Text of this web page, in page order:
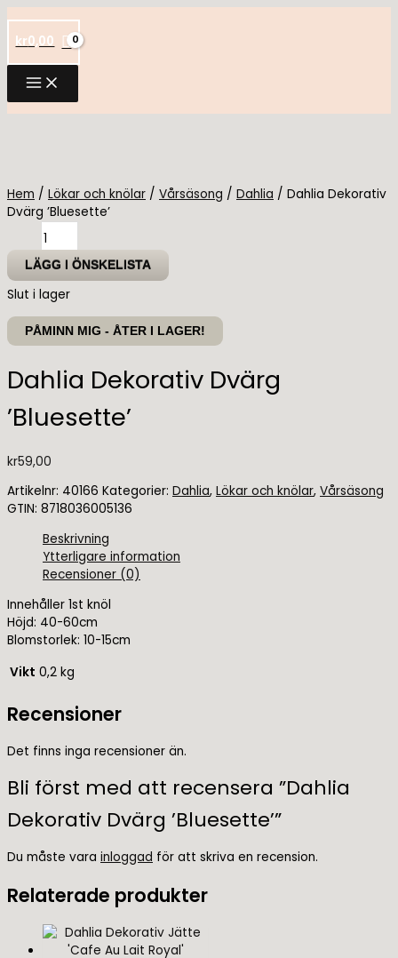
till
innehåll
kr0,00
Hem / Lökar och knölar / Vårsäsong / Dahlia / Dahlia Dekorativ
Dvärg ’Bluesette’
Dekorativ
Dvärg
'Bluesette'
mängd
LÄGG I ÖNSKELISTA
Slut i lager
PÅMINN MIG - ÅTER I LAGER!
Dahlia Dekorativ Dvärg
’Bluesette’
kr59,00
Artikelnr: 40166 Kategorier: Dahlia, Lökar och knölar, Vårsäsong
GTIN: 8718036005136
Beskrivning
Ytterligare information
Recensioner (0)
Innehåller 1st knöl
Höjd: 40-60cm
Blomstorlek: 10-15cm
Vikt 0,2 kg
Recensioner
Det finns inga recensioner än.
Bli först med att recensera ”Dahlia
Dekorativ Dvärg ’Bluesette’”
Du måste vara inloggad för att skriva en recension.
Relaterade produkter